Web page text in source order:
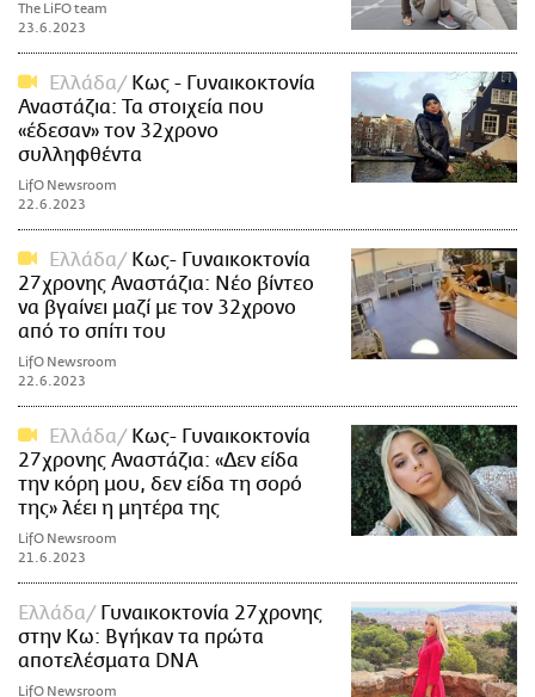
The LiFO team
23.6.2023
Ελλάδα
Κως - Γυναικοκτονία
Αναστάζια: Τα στοιχεία που
«έδεσαν» τον 32χρονο
συλληφθέντα
LifO Newsroom
22.6.2023
Ελλάδα
Κως- Γυναικοκτονία
27χρονης Αναστάζια: Νέο βίντεο
να βγαίνει μαζί με τον 32χρονο
από το σπίτι του
LifO Newsroom
22.6.2023
Ελλάδα
Κως- Γυναικοκτονία
27χρονης Αναστάζια: «Δεν είδα
την κόρη μου, δεν είδα τη σορό
της» λέει η μητέρα της
LifO Newsroom
21.6.2023
Ελλάδα
Γυναικοκτονία 27χρονης
στην Κω: Βγήκαν τα πρώτα
αποτελέσματα DNA
LifO Newsroom